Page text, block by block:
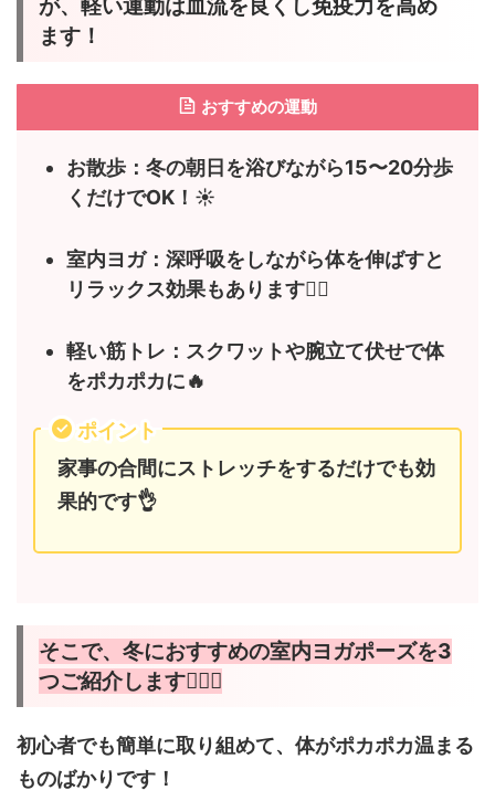
が、軽い運動は血流を良くし免疫力を高め
ます！
おすすめの運動
お散歩：冬の朝日を浴びながら15〜20分歩
くだけでOK！☀️
室内ヨガ：深呼吸をしながら体を伸ばすと
リラックス効果もあります🧘‍♀️
軽い筋トレ：スクワットや腕立て伏せで体
をポカポカに🔥
ポイント
家事の合間にストレッチをするだけでも効
果的です👌
そこで、冬におすすめの室内ヨガポーズを3
つご紹介します🧘‍♀️✨
初心者でも簡単に取り組めて、体がポカポカ温まる
ものばかりです！